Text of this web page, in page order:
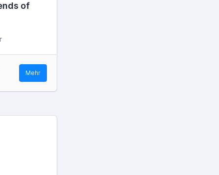
of
Mehr